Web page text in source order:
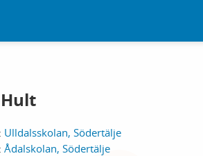
Ulldalsskolan, Södertälje
Ådalskolan, Södertälje